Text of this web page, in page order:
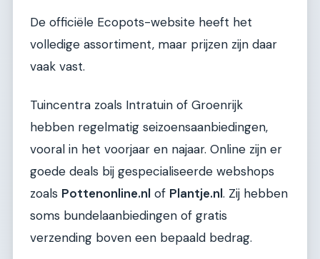
De officiële Ecopots-website heeft het
volledige assortiment, maar prijzen zijn daar
vaak vast.
Tuincentra zoals Intratuin of Groenrijk
hebben regelmatig seizoensaanbiedingen,
vooral in het voorjaar en najaar. Online zijn er
goede deals bij gespecialiseerde webshops
zoals Pottenonline.nl of Plantje.nl. Zij hebben
soms bundelaanbiedingen of gratis
verzending boven een bepaald bedrag.